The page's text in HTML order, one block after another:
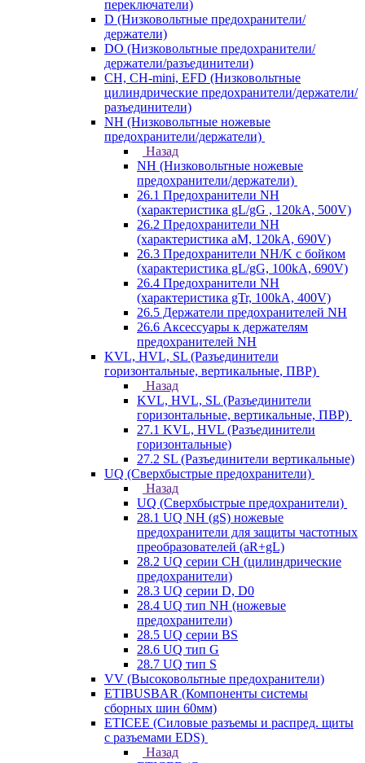
переключатели)
D (Низковольтные предохранители/
держатели)
DO (Низковольтные предохранители/
держатели/разъединители)
CH, CH-mini, EFD (Низковольтные
цилиндрические предохранители/держатели/
разъединители)
NH (Низковольтные ножевые
предохранители/держатели)
Назад
NH (Низковольтные ножевые
предохранители/держатели)
26.1 Предохранители NH
(характеристика gL/gG , 120kA, 500V)
26.2 Предохранители NH
(характеристика aM, 120kA, 690V)
26.3 Предохранители NH/K с бойком
(характеристика gL/gG, 100kA, 690V)
26.4 Предохранители NH
(характеристика gTr, 100kA, 400V)
26.5 Держатели предохранителей NH
26.6 Аксессуары к держателям
предохранителей NH
KVL, HVL, SL (Разъединители
горизонтальные, вертикальные, ПВР)
Назад
KVL, HVL, SL (Разъединители
горизонтальные, вертикальные, ПВР)
27.1 KVL, HVL (Разъединители
горизонтальные)
27.2 SL (Разъединители вертикальные)
UQ (Сверхбыстрые предохранители)
Назад
UQ (Сверхбыстрые предохранители)
28.1 UQ NH (gS) ножевые
предохранители для защиты частотных
преобразователей (aR+gL)
28.2 UQ серии CH (цилиндрические
предохранители)
28.3 UQ серии D, D0
28.4 UQ тип NH (ножевые
предохранители)
28.5 UQ серии BS
28.6 UQ тип G
28.7 UQ тип S
VV (Высоковольтные предохранители)
ETIBUSBAR (Компоненты системы
сборных шин 60мм)
ETICEE (Силовые разъемы и распред. щиты
с разъемами EDS)
Назад